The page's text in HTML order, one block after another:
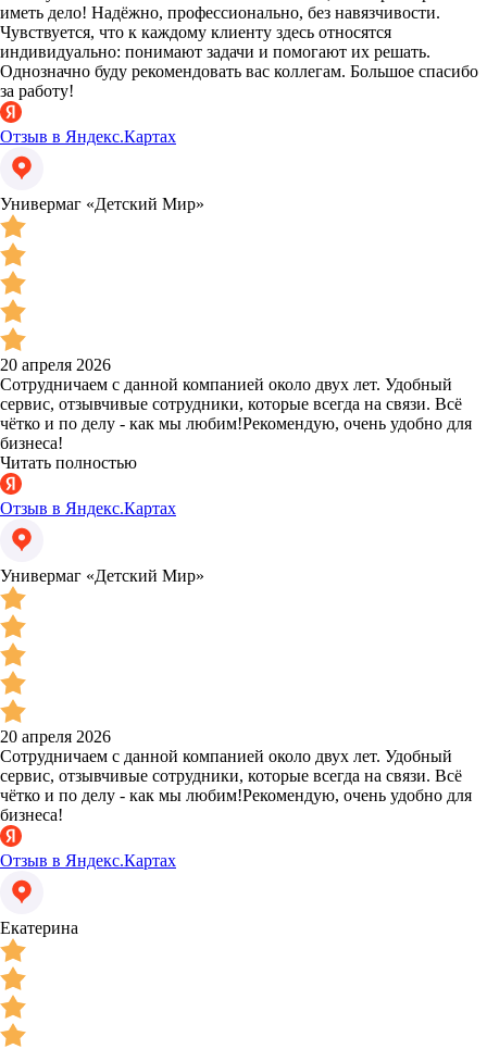
иметь дело! Надёжно, профессионально, без навязчивости.
Чувствуется, что к каждому клиенту здесь относятся
индивидуально: понимают задачи и помогают их решать.
Однозначно буду рекомендовать вас коллегам. Большое спасибо
за работу!
Отзыв в Яндекс.Картах
Универмаг «Детский Мир»
20 апреля 2026
Сотрудничаем с данной компанией около двух лет. Удобный
сервис, отзывчивые сотрудники, которые всегда на связи. Всё
чётко и по делу - как мы любим!Рекомендую, очень удобно для
бизнеса!
Читать полностью
Отзыв в Яндекс.Картах
Универмаг «Детский Мир»
20 апреля 2026
Сотрудничаем с данной компанией около двух лет. Удобный
сервис, отзывчивые сотрудники, которые всегда на связи. Всё
чётко и по делу - как мы любим!Рекомендую, очень удобно для
бизнеса!
Отзыв в Яндекс.Картах
Екатерина